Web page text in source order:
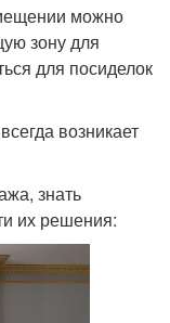
можно
зону для
для посиделок
возникает
знать
их решения: